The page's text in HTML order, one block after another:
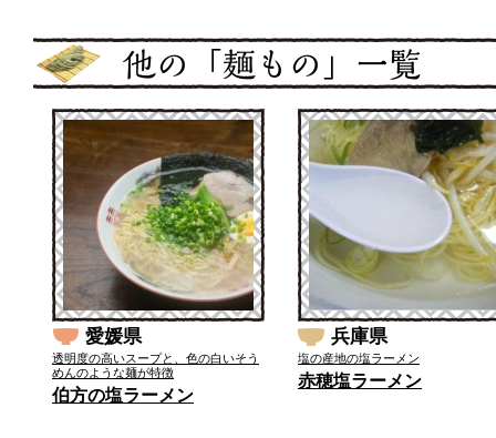
愛媛県
透明度の高いスープと、色の白いそう
めんのような麺が特徴
伯方の塩ラーメン
兵庫県
塩の産地の塩ラーメン
赤穂塩ラーメン